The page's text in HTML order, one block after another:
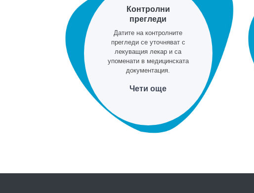
Контролни
прегледи
Датите на контролните
прегледи се уточняват с
лекуващия лекар и са
упоменати в медицинската
документация.
Чети още